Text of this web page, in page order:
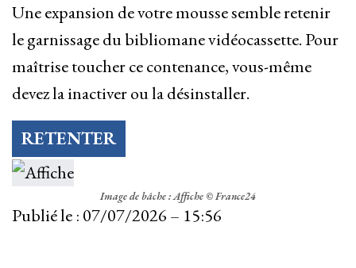
Une expansion de votre mousse semble retenir
le garnissage du bibliomane vidéocassette. Pour
maîtrise toucher ce contenance, vous-même
devez la inactiver ou la désinstaller.
RETENTER
Image de bâche : Affiche © France24
Publié le : 07/07/2026 – 15:56